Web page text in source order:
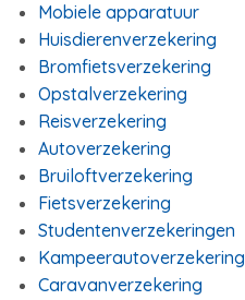
Mobiele apparatuur
Huisdierenverzekering
Bromfietsverzekering
Opstalverzekering
Reisverzekering
Autoverzekering
Bruiloftverzekering
Fietsverzekering
Studentenverzekeringen
Kampeerautoverzekering
Caravanverzekering